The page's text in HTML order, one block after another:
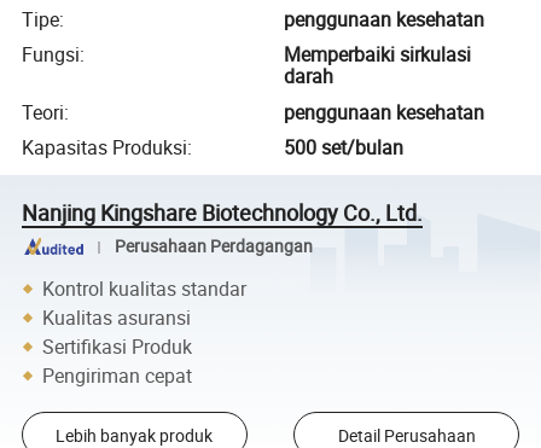
Tipe:
penggunaan kesehatan
Fungsi:
Memperbaiki sirkulasi
darah
Teori:
penggunaan kesehatan
Kapasitas Produksi: 500 set/bulan
Nanjing Kingshare Biotechnology Co., Ltd.
Perusahaan Perdagangan
Kontrol kualitas standar
Kualitas asuransi
Sertifikasi Produk
Pengiriman cepat
Lebih banyak produk Detail Perusahaan